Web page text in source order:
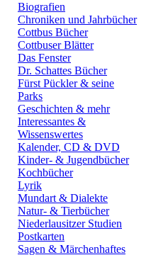
Biografien
Chroniken und Jahrbücher
Cottbus Bücher
Cottbuser Blätter
Das Fenster
Dr. Schattes Bücher
Fürst Pückler & seine
Parks
Geschichten & mehr
Interessantes &
Wissenswertes
Kalender, CD & DVD
Kinder- & Jugendbücher
Kochbücher
Lyrik
Mundart & Dialekte
Natur- & Tierbücher
Niederlausitzer Studien
Postkarten
Sagen & Märchenhaftes